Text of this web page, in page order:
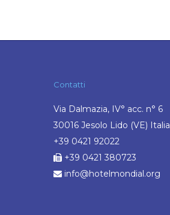
Contatti
Via Dalmazia, IV° acc. n° 6
30016 Jesolo Lido (VE) Italia
+39 0421 92022
+39 0421 380723
info@hotelmondial.org